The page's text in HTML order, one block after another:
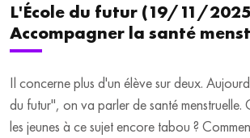
L'École du futur (19/11/
Accompagner la santé
Il concerne plus d'un élève sur deux.
du futur", on va parler de santé menstruelle.
les jeunes à ce sujet encore tabou ?